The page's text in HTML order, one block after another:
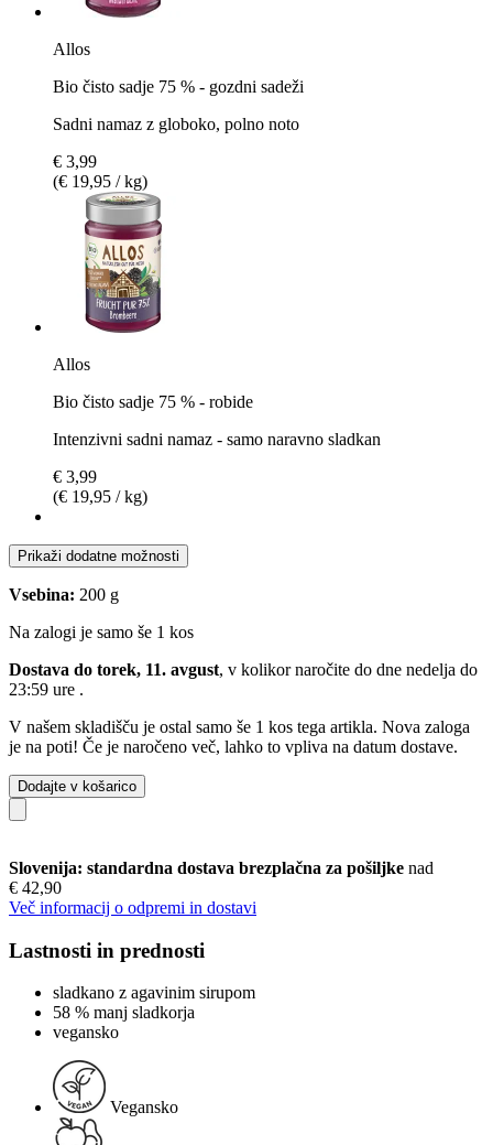
Allos
Bio čisto sadje 75 % - gozdni sadeži
Sadni namaz z globoko, polno noto
€ 3,99
(€ 19,95 / kg)
Allos
Bio čisto sadje 75 % - robide
Intenzivni sadni namaz - samo naravno sladkan
€ 3,99
(€ 19,95 / kg)
Prikaži dodatne možnosti
Vsebina: 200 g
Na zalogi je samo še 1 kos
Dostava do torek, 11. avgust, v kolikor naročite do dne nedelja do
23:59 ure .
V našem skladišču je ostal samo še 1 kos tega artikla. Nova zaloga
je na poti! Če je naročeno več, lahko to vpliva na datum dostave.
Dodajte v košarico
Slovenija: standardna dostava brezplačna za pošiljke nad
€ 42,90
Več informacij o odpremi in dostavi
Lastnosti in prednosti
sladkano z agavinim sirupom
58 % manj sladkorja
vegansko
Vegansko